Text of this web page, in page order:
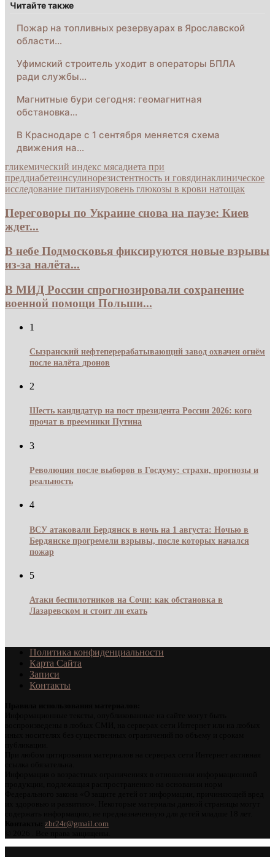
Читайте также
Пожар на топливных резервуарах в Ярославской
области…
Уфимский строитель уходит в операторы БПЛА
ради службы…
Магнитные бури сегодня: геомагнитная
обстановка…
В Краснодаре с 1 сентября меняется схема
движения на…
гликемический индекс мясадиета при
преддиабетеинсулинорезистентность и говядинаклиническое
исследование питанияуровень глюкозы в крови натощак
Переговоры по Украине снова на паузе: Киев
ждет...
В небе Подмосковья фиксируются новые взрывы
из-за налёта...
В МИД России спрогнозировали сохранение
военной помощи Польши...
1
Сызранский нефтеперерабатывающий завод охвачен огнём
после налёта дронов
2
Шесть кандидатур на пост президента России 2026: кого
прочат в преемники Путина
3
Революция после выборов в Госдуму: страхи, прогнозы и
реальность
4
ВСУ атаковали Бердянск в ночь на 1 августа: Ночью в
Бердянске прогремели взрывы, после которых начался
пожар
5
Атаки беспилотников на Сочи: как обстановка в
Лазаревском и стоит ли ехать
Политика конфиденциальности
Карта Сайта
Записи
Контакты
zbr24r@gmail.com